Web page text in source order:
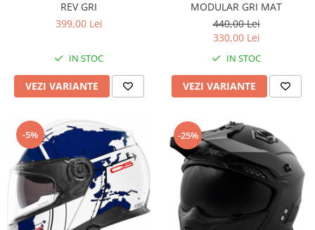
Pompe Apa
REV GRI
399,00 Lei
IN STOC
VEZI VARIANTE
MODULAR GRI MAT
440,00 Lei
330,00 Lei
IN STOC
VEZI VARIANTE
-5% -25%